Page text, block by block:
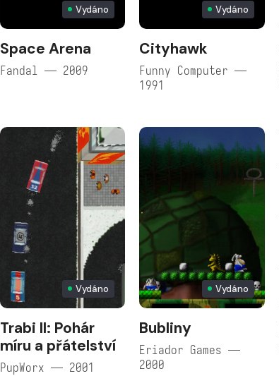
Vydáno
Space Arena
Fandal — 2009
Vydáno
Cityhawk
Funny Computer —
1991
Vydáno
Trabi II: Pohár
míru a přátelství
PupWorx — 2001
Vydáno
Bubliny
Eriador Games —
2000